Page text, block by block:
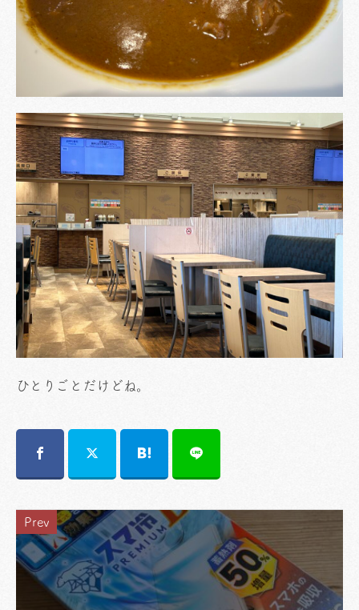
ひとりごとだけどね。
Prev